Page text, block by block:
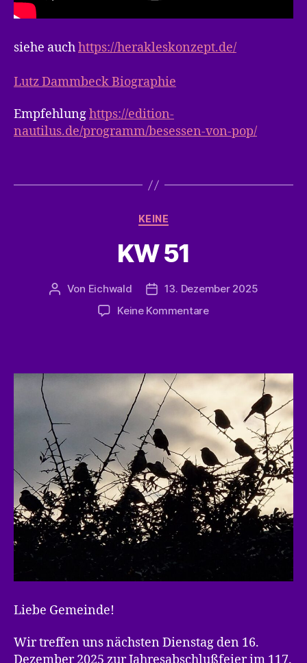
siehe auchhttps://herakleskonzept.de/
Lutz Dammbeck Biographie
Empfehlunghttps://edition-
nautilus.de/programm/besessen-von-pop/
Kategorien
KEINE
KW 51
Beitragsautor
Von Eichwald Veröffentlichungsdatum
13. Dezember 2025
Keine Kommentarezu
Liebe Gemeinde!
Wir treffen uns nächsten Dienstag den 16.